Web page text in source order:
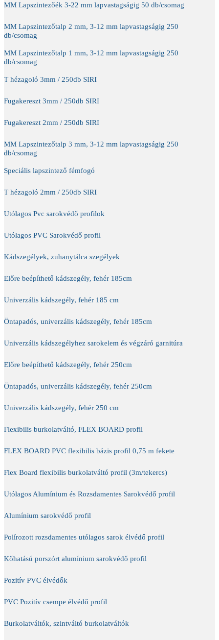
MM Lapszintezőék 3-22 mm lapvastagságig 50 db/csomag
MM Lapszintezőtalp 2 mm, 3-12 mm lapvastagságig 250
db/csomag
MM Lapszintezőtalp 1 mm, 3-12 mm lapvastagságig 250
db/csomag
T hézagoló 3mm / 250db SIRI
Fugakereszt 3mm / 250db SIRI
Fugakereszt 2mm / 250db SIRI
MM Lapszintezőtalp 3 mm, 3-12 mm lapvastagságig 250
db/csomag
Speciális lapszintező fémfogó
T hézagoló 2mm / 250db SIRI
Utólagos Pvc sarokvédő profilok
Utólagos PVC Sarokvédő profil
Kádszegélyek, zuhanytálca szegélyek
Előre beépíthető kádszegély, fehér 185cm
Univerzális kádszegély, fehér 185 cm
Öntapadós, univerzális kádszegély, fehér 185cm
Univerzális kádszegélyhez sarokelem és végzáró garnitúra
Előre beépíthető kádszegély, fehér 250cm
Öntapadós, univerzális kádszegély, fehér 250cm
Univerzális kádszegély, fehér 250 cm
Flexibilis burkolatváltó, FLEX BOARD profil
FLEX BOARD PVC flexibilis bázis profil 0,75 m fekete
Flex Board flexibilis burkolatváltó profil (3m/tekercs)
Utólagos Alumínium és Rozsdamentes Sarokvédő profil
Alumínium sarokvédő profil
Polírozott rozsdamentes utólagos sarok élvédő profil
Kőhatású porszórt alumínium sarokvédő profil
Pozitív PVC élvédők
PVC Pozitív csempe élvédő profil
Burkolatváltók, szintváltó burkolatváltók